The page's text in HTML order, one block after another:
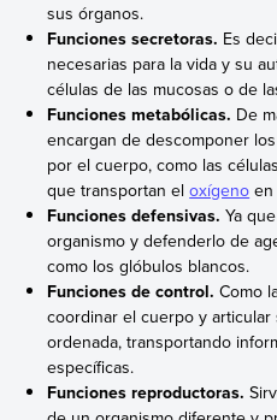
sus órganos.
Funciones secretoras. Es
necesarias para la vida y su
células de las mucosas o de
Funciones metabólicas. De
encargan de descomponer
por el cuerpo, como las
que transportan eloxígeno en
Funciones defensivas. Ya
organismo y defenderlo de
como los glóbulos blancos.
Funciones de control. Como
coordinar el cuerpo y
ordenada, transportando
específicas.
Funciones reproductoras.